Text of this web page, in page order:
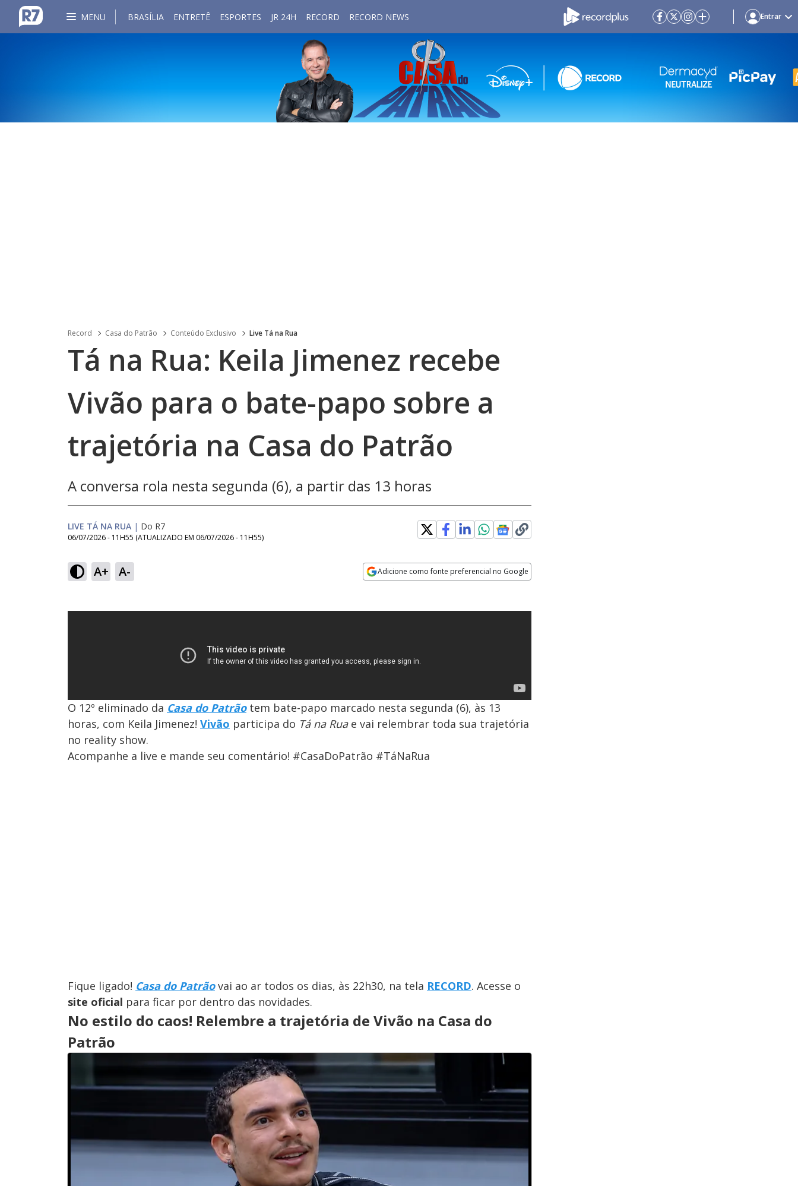
MENU BRASÍLIA ENTRETÊ ESPORTES JR 24H RECORD RECORD NEWS Entrar
Record Casa do Patrão Conteúdo Exclusivo Live Tá na Rua
Tá na Rua: Keila Jimenez recebe
Vivão para o bate-papo sobre a
trajetória na Casa do Patrão
A conversa rola nesta segunda (6), a partir das 13 horas
LIVE TÁ NA RUA | Do R7
06/07/2026 - 11H55 (ATUALIZADO EM 06/07/2026 - 11H55)
A+ A- Adicione como fonte preferencial no Google
O 12º eliminado da Casa do Patrãotem bate-papo marcado nesta segunda (6), às 13
horas, com Keila Jimenez! Vivão participa do Tá na Ruae vai relembrar toda sua trajetória
no reality show.
Acompanhe a live e mande seu comentário! #CasaDoPatrão #TáNaRua
Fique ligado! Casa do Patrãovai ao ar todos os dias, às 22h30, na tela RECORD. Acesse o
site oficial para ficar por dentro das novidades.
No estilo do caos! Relembre a trajetória de Vivão na Casa do
Patrão